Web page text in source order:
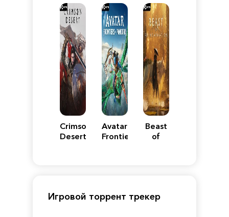
ReimaginedEdition
Y
Crimson
Desert
Avatar:
Frontiers
Beast
of
Игровой торрент трекер